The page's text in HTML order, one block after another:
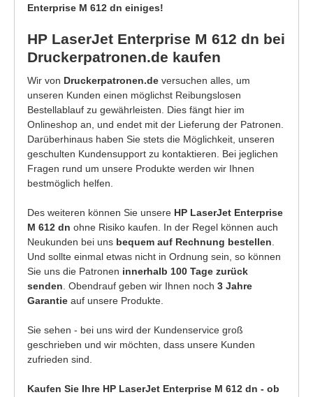
Enterprise M 612 dn einiges!
HP LaserJet Enterprise M 612 dn bei
Druckerpatronen.de kaufen
Wir von Druckerpatronen.de versuchen alles, um
unseren Kunden einen möglichst Reibungslosen
Bestellablauf zu gewährleisten. Dies fängt hier im
Onlineshop an, und endet mit der Lieferung der Patronen.
Darüberhinaus haben Sie stets die Möglichkeit, unseren
geschulten Kundensupport zu kontaktieren. Bei jeglichen
Fragen rund um unsere Produkte werden wir Ihnen
bestmöglich helfen.
Des weiteren können Sie unsere HP LaserJet Enterprise
M 612 dn ohne Risiko kaufen. In der Regel können auch
Neukunden bei uns bequem auf Rechnung bestellen
Und sollte einmal etwas nicht in Ordnung sein, so können
Sie uns die Patronen innerhalb 100 Tage zurück
senden . Obendrauf geben wir Ihnen noch 3 Jahre
Garantie auf unsere Produkte.
Sie sehen - bei uns wird der Kundenservice groß
geschrieben und wir möchten, dass unsere Kunden
zufrieden sind.
Kaufen Sie Ihre HP LaserJet Enterprise M 612 dn - ob